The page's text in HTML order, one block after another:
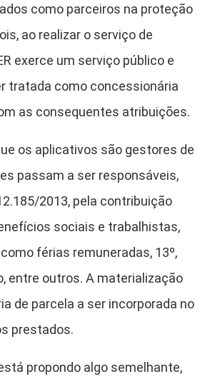
como parceiros na proteção
ao realizar o serviço de
exerce um serviço público e
tratada como concessionária
as consequentes atribuições.
os aplicativos são gestores de
passam a ser responsáveis,
2013, pela contribuição
sociais e trabalhistas,
férias remuneradas, 13º,
entre outros. A materialização
de parcela a ser incorporada no
prestados.
propondo algo semelhante,